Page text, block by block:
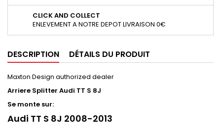
CLICK AND COLLECT
ENLEVEMENT A NOTRE DEPOT LIVRAISON 0€
DESCRIPTION DÉTAILS DU PRODUIT
Maxton Design authorized dealer
Arriere Splitter Audi TT S 8J
Se monte sur:
Audi TT S 8J 2008-2013